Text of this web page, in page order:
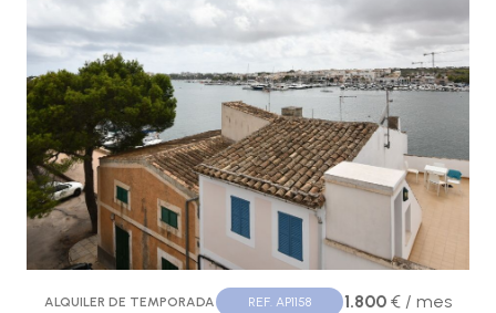
ALQUILER DE TEMPORADA REF. AP1158 1.800 € / mes